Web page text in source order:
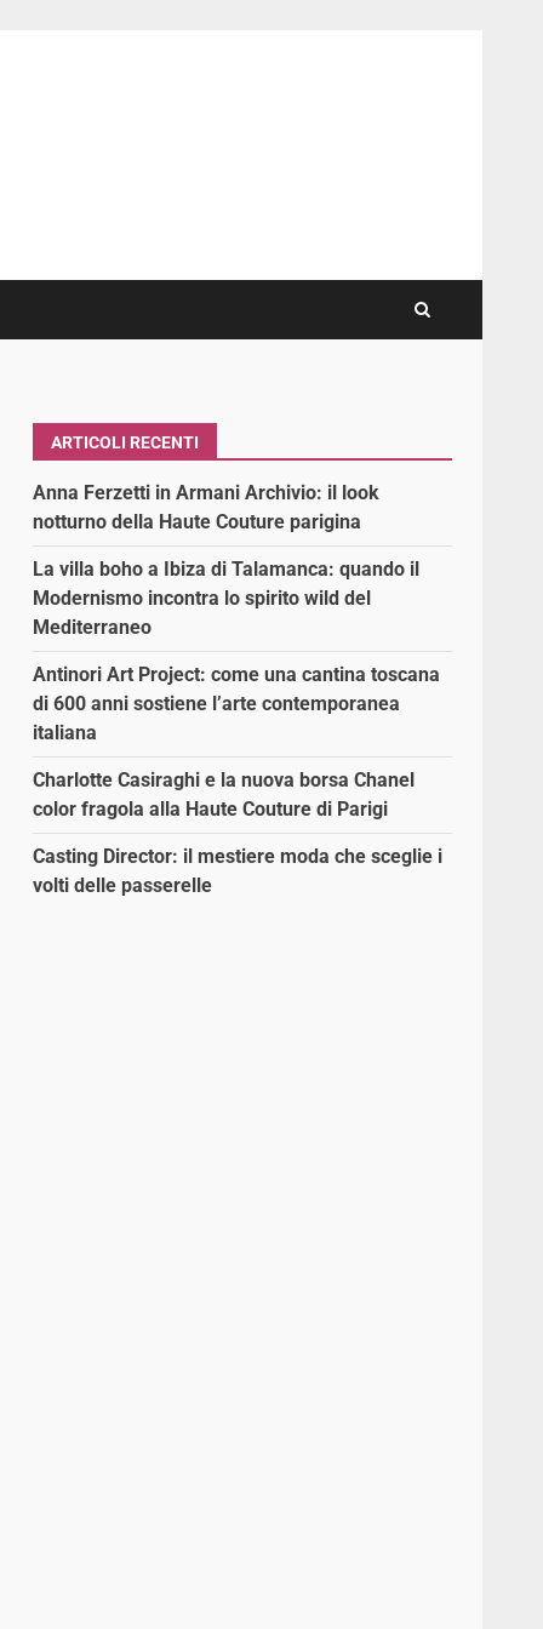
ARTICOLI RECENTI
Anna Ferzetti in Armani Archivio: il look
notturno della Haute Couture parigina
La villa boho a Ibiza di Talamanca: quando il
Modernismo incontra lo spirito wild del
Mediterraneo
Antinori Art Project: come una cantina toscana
di 600 anni sostiene l’arte contemporanea
italiana
Charlotte Casiraghi e la nuova borsa Chanel
color fragola alla Haute Couture di Parigi
Casting Director: il mestiere moda che sceglie i
volti delle passerelle